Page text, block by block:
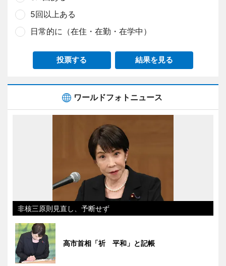
5回以上ある
日常的に（在住・在勤・在学中）
投票する 結果を見る
ワールドフォトニュース
非核三原則見直し、予断せず
高市首相「祈 平和」と記帳